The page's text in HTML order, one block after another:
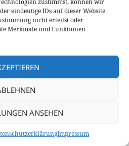
zustimmst, können wir
eindeutige IDs auf dieser Website
nicht erteilst oder
Merkmale und Funktionen
ANSEHEN
Impressum
Stolz präsentiert von WordPress